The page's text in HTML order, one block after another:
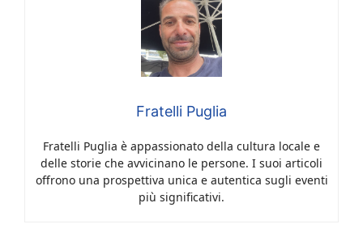
Fratelli Puglia
Fratelli Puglia è appassionato della cultura locale e
delle storie che avvicinano le persone. I suoi articoli
offrono una prospettiva unica e autentica sugli eventi
più significativi.